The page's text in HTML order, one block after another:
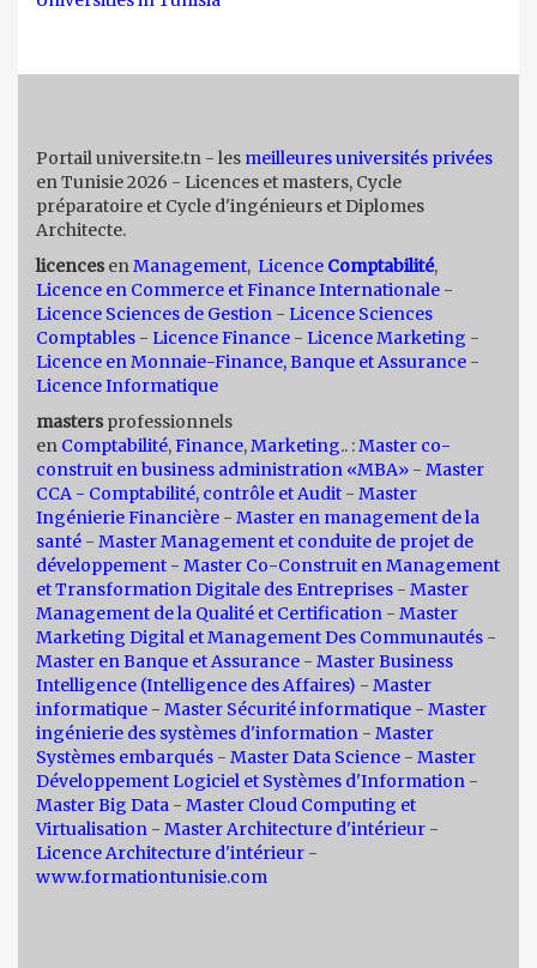
Portail universite.tn - les meilleures universités privées
en Tunisie 2026 - Licences et masters, Cycle
préparatoire et Cycle d'ingénieurs et Diplomes
Architecte.
licences enManagement, Licence Comptabilité,
Licence en Commerce et Finance Internationale -
Licence Sciences de Gestion - Licence Sciences
Comptables - Licence Finance - Licence Marketing -
Licence en Monnaie-Finance, Banque et Assurance -
Licence Informatique
masters professionnels
en Comptabilité,Finance,Marketing.. :Master co-
construit en business administration «MBA» - Master
CCA - Comptabilité, contrôle et Audit - Master
Ingénierie Financière - Master en management de la
santé - Master Management et conduite de projet de
développement - Master Co-Construit en Management
et Transformation Digitale des Entreprises - Master
Management de la Qualité et Certification - Master
Marketing Digital et Management Des Communautés -
Master en Banque et Assurance - Master Business
Intelligence (Intelligence des Affaires) - Master
informatique - Master Sécurité informatique - Master
ingénierie des systèmes d'information - Master
Systèmes embarqués - Master Data Science - Master
Développement Logiciel et Systèmes d'Information -
Master Big Data - Master Cloud Computing et
Virtualisation - Master Architecture d'intérieur -
Licence Architecture d'intérieur -
www.formationtunisie.com